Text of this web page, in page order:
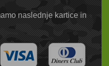
naslednje kartice in